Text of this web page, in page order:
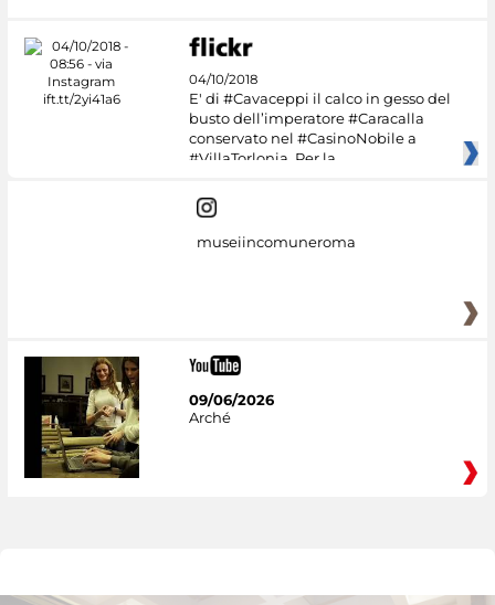
04/10/2018
E' di #Cavaceppi il calco in gesso del
busto dell’imperatore #Caracalla
conservato nel #CasinoNobile a
#VillaTorlonia. Per la
museiincomuneroma
09/06/2026
Arché